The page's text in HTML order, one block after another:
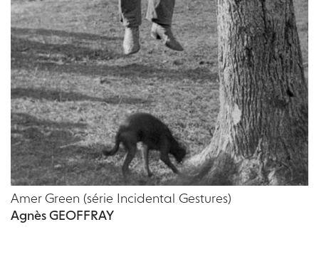
Amer Green (série Incidental Gestures)
Agnès GEOFFRAY